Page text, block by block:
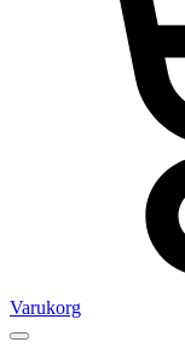
Varukorg